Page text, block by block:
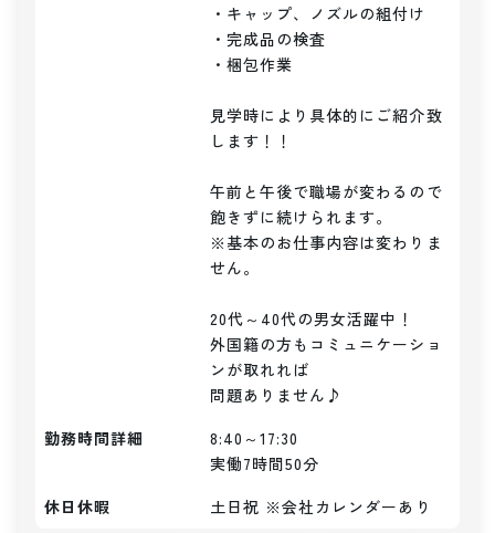
・キャップ、ノズルの組付け
・完成品の検査
・梱包作業
見学時により具体的にご紹介致
します！！
午前と午後で職場が変わるので
飽きずに続けられます。
※基本のお仕事内容は変わりま
せん。
20代～40代の男女活躍中！
外国籍の方もコミュニケーショ
ンが取れれば
問題ありません♪
勤務時間詳細
8:40～17:30
実働7時間50分
休日休暇
土日祝 ※会社カレンダーあり